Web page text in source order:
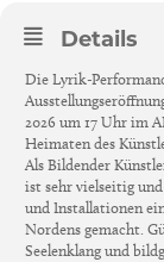
Details
Die Lyrik-
2026 um 17 Uhr im
Heimaten des
Als Bildender
ist sehr vielseitig
und Installationen
Nordens gemacht.
Seelenklang und